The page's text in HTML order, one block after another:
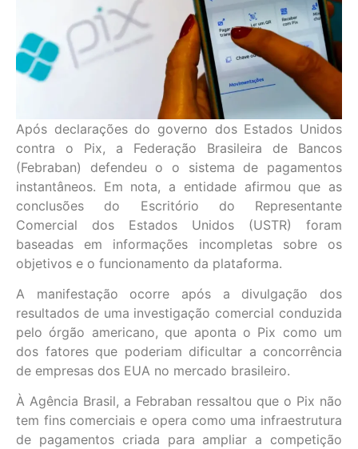
Após declarações do governo dos Estados Unidos
contra o Pix, a Federação Brasileira de Bancos
(Febraban) defendeu o o sistema de pagamentos
instantâneos. Em nota, a entidade afirmou que as
conclusões do Escritório do Representante
Comercial dos Estados Unidos (USTR) foram
baseadas em informações incompletas sobre os
objetivos e o funcionamento da plataforma.
A manifestação ocorre após a divulgação dos
resultados de uma investigação comercial conduzida
pelo órgão americano, que aponta o Pix como um
dos fatores que poderiam dificultar a concorrência
de empresas dos EUA no mercado brasileiro.
À Agência Brasil, a Febraban ressaltou que o Pix não
tem fins comerciais e opera como uma infraestrutura
de pagamentos criada para ampliar a competição